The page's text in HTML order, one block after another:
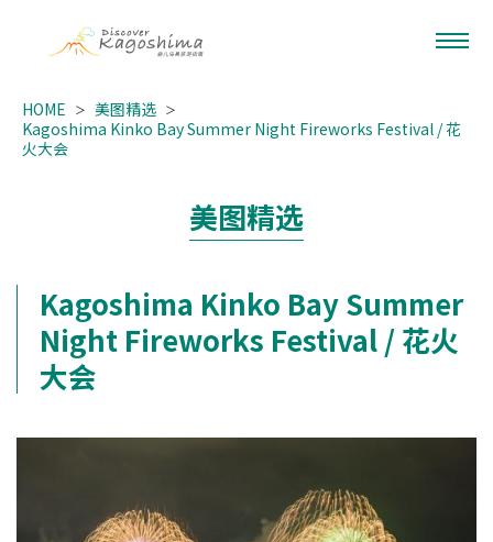
HOME
美图精选
Kagoshima Kinko Bay Summer Night Fireworks Festival / 花
火大会
美图精选
Kagoshima Kinko Bay Summer
Night Fireworks Festival / 花火
大会